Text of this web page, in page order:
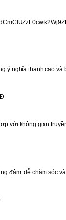
ý nghĩa thanh cao
với không gian
đậm, dễ chăm sóc